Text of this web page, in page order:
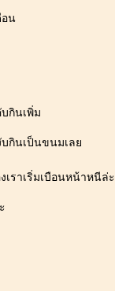
อน
กินเพิ่ม
บกินเป็นขนมเล
ราเริ่มเบือนหน้าหนีล่ะ